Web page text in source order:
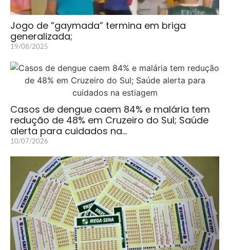
Jogo de ”gaymada” termina em briga
generalizada;
19/08/2025
Casos de dengue caem 84% e malária tem
redução de 48% em Cruzeiro do Sul; Saúde
alerta para cuidados na…
10/07/2026